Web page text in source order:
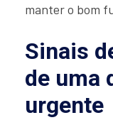
manter o bom
Sinais
de uma
urgente